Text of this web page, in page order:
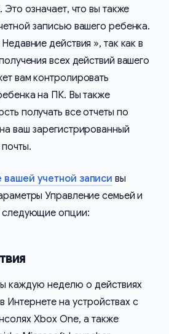
означает, что вы также
записью вашего ребенка.
действия », так как в
всех действий вашего
вам контролировать
на ПК. Вы также
получать все отчеты по
ваш зарегистрированный
вашей учетной записи вы
Управление семьей и
следующие опции:
каждую неделю о действиях
Интернете на устройствах с
Xbox One, а также